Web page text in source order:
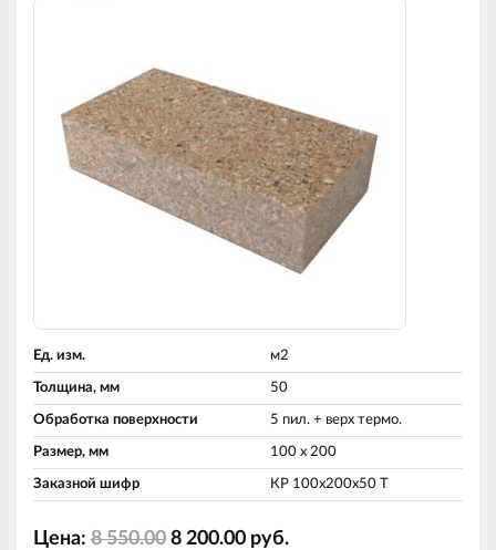
Ед. изм. м2
Толщина, мм 50
Обработка поверхности 5 пил. + верх термо.
Размер, мм 100 х 200
Заказной шифр КР 100х200х50 Т
Цена: 8 550.00 8 200.00 руб.